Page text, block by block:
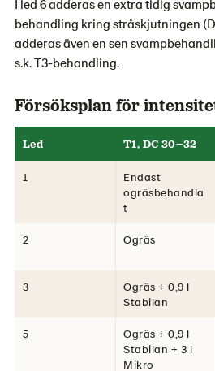
I led 6 adderas en extra tidig
behandling kring stråskjutningen
adderas även en sen
s.k. T3-behandling.
Försöksplan för
Led T1, DC 30–32
1
Endast
ogräsbehandla
t
2 Ogräs
3
Ogräs + 0,9 l
Stabilan
5
Ogräs + 0,9 l
Stabilan + 3 l
Mikro